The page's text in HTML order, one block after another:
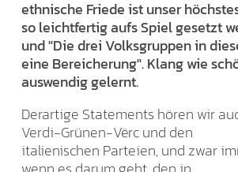
ethnische Friede ist unser
so leichtfertig aufs Spiel gesetzt
und "Die drei Volksgruppen in
eine Bereicherung". Klang wie
auswendig gelernt.
Derartige Statements hören wir
Verdi-Grünen-Vërc und den
italienischen Parteien, und zwar